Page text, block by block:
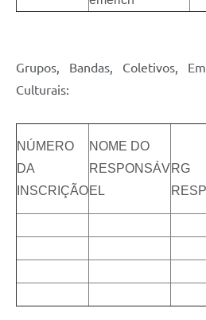
Grupos, Bandas, Coletivos,
Culturais:
NÚMERO
DA
INSCRIÇÃO
NOME DO
RESPONSÁV
EL